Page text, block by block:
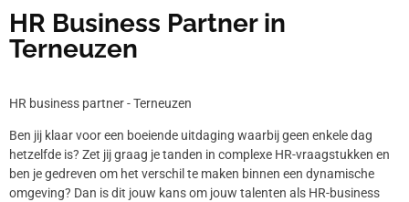
HR Business Partner in
Terneuzen
HR business partner - Terneuzen
Ben jij klaar voor een boeiende uitdaging waarbij geen enkele dag
hetzelfde is? Zet jij graag je tanden in complexe HR-vraagstukken en
ben je gedreven om het verschil te maken binnen een dynamische
omgeving? Dan is dit jouw kans om jouw talenten als HR-business